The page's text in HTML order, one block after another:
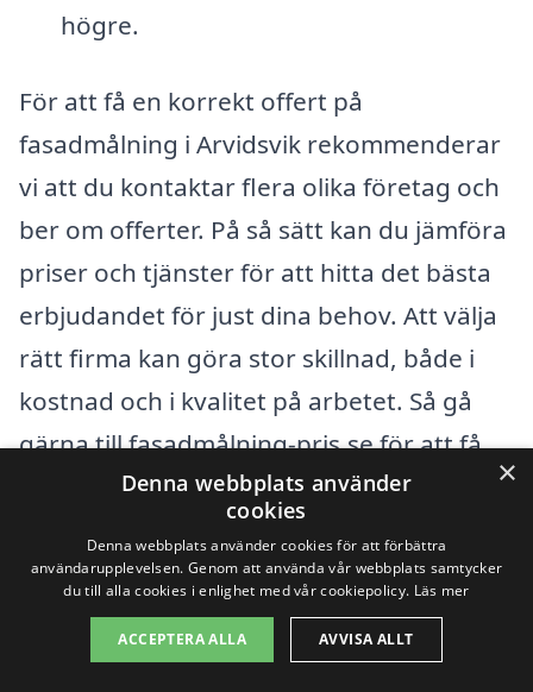
högre.
För att få en korrekt offert på
fasadmålning i Arvidsvik rekommenderar
vi att du kontaktar flera olika företag och
ber om offerter. På så sätt kan du jämföra
priser och tjänster för att hitta det bästa
erbjudandet för just dina behov. Att välja
rätt firma kan göra stor skillnad, både i
kostnad och i kvalitet på arbetet. Så gå
gärna till fasadmålning-pris.se för att få
hjälp med att hitta professionella målare i
ditt område som kan erbjuda dig en
konkurrenskraftig prisuppskattning.
Få 3 erbjudanden, gratis och utan
×
Denna webbplats använder
cookies
Denna webbplats använder cookies för att förbättra
användarupplevelsen. Genom att använda vår webbplats samtycker
du till alla cookies i enlighet med vår cookiepolicy. Läs mer
ACCEPTERA ALLA AVVISA ALLT